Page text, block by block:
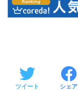
ツイート シェア